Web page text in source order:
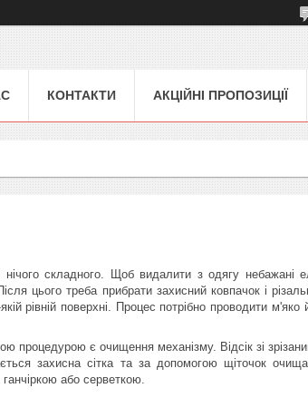
КОНТАКТИ АКЦІЙНІ ПРОПОЗИЦІЇ
складного. Щоб видалити з одягу небажані
цього треба прибрати захисний ковпачок і
рівній поверхні. Процес потрібно проводити
процедурою є очищення механізму. Відсік зі
захисна сітка та за допомогою щіточок
або серветкою.